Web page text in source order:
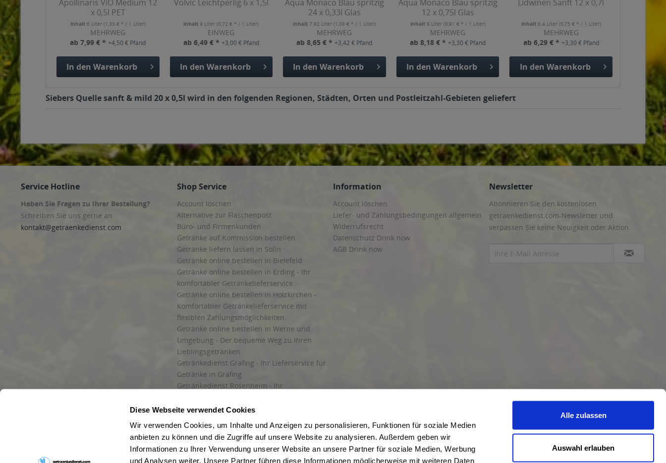
Diese Webseite verwendet Cookies
Wir verwenden Cookies, um Inhalte und Anzeigen zu personalisieren, Funktionen für soziale Medien
anbieten zu können und die Zugriffe auf unsere Website zu analysieren. Außerdem geben wir
Informationen zu Ihrer Verwendung unserer Website an unsere Partner für soziale Medien, Werbung
und Analysen weiter. Unsere Partner führen diese Informationen möglicherweise mit weiteren Daten
Alle zulassen
Auswahl erlauben
Apollinaris ViO Medium 12
x 0,5l PET
Inhalt 6 Liter (1,33 € * / 1 Liter)
MEHRWEG
ab 7,99 € *+4,50 € Pfand
In den Warenkorb
Volvic Leichtperlig 6 x 1,5l
Inhalt9 Liter(0,72 € * / 1 Liter)
EINWEG
ab 6,49 € * +3,00 € Pfand
In den Warenkorb
Aqua Monaco Blau spritzig
24 x 0,33l Glas
Inhalt7.92 Liter(1,09 € * / 1 Liter)
MEHRWEG
ab 8,65 € *+3,42 € Pfand
In den Warenkorb
Aqua Monaco Blau spritzig
12 x 0,75l Glas
Inhalt 9 Liter (0,91 € * / 1 Liter)
MEHRWEG
ab 8,18 € *+3,30 € Pfand
In den Warenkorb
Lidwinen Sanft 12 x 0,7l
Inhalt 8.4 Liter (0,75 € * / 1 Liter)
MEHRWEG
ab 6,29 € * +3,30 € Pfand
In den Warenkorb
Siebers Quelle sanft & mild 20 x 0,5l wird in den folgenden Regionen, Städten, Orten und Postleitzahl-Gebieten geliefert
Service Hotline
Haben Sie Fragen zu Ihrer Bestellung?
Schreiben Sie uns gerne an
kontakt@getraenkedienst.com
Shop Service
Account löschen
Alternative zur Flaschenpost
Büro- und Firmenkunden
Getränke auf Kommission bestellen
Getränke liefern lassen in Solln
Getränke online bestellen in Bielefeld
Getränke online bestellen in Erding - Ihr
komfortabler Getränkelieferservice
Getränke online bestellen in Holzkirchen -
Komfortabler Getränkelieferservice mit
flexiblen Zahlungsmöglichkeiten
Getränke online bestellen in Werne und
Umgebung - Der bequeme Weg zu Ihren
Lieblingsgetränken
Getränkedienst Grafing - Ihr Lieferservice für
Getränke in Grafing
Getränkedienst Rosenheim - Ihr
und Umgebung
Liefergebiet
Lieferservice für Getränke
Wir liefern Getränke
Information
Account löschen
Liefer- und Zahlungsbedingungen allgemein
Widerrufsrecht
Datenschutz Drink now
AGB Drink now
Newsletter
Abonnieren Sie den kostenlosen
getraenkedienst.com-Newsletter und
verpassen Sie keine Neuigkeit oder Aktion.